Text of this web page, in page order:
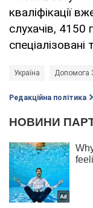
кваліфікації
слухачів, 4150
спеціалізовані
Україна Допомога
Редакційна політика